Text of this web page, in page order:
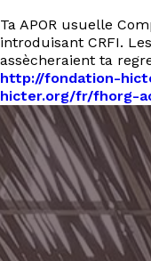
Ta APOR usuelle
introduisant CRFI.
assècheraient ta
http://fondation-
hicter.org/fr/fhorg-